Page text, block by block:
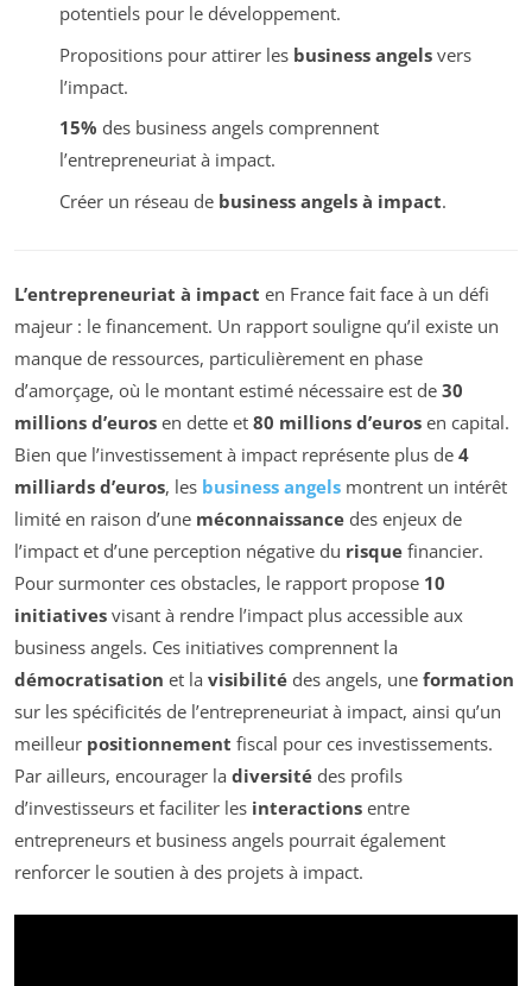
potentiels pour le développement.
Propositions pour attirer les business angelsvers
l’impact.
15% des business angels comprennent
l’entrepreneuriat à impact.
Créer un réseau de business angels à impact.
L’entrepreneuriat à impact en France fait face à un défi
majeur : le financement. Un rapport souligne qu’il existe un
manque de ressources, particulièrement en phase
d’amorçage, où le montant estimé nécessaire est de 30
millions d’euros en dette et 80 millions d’euros en capital.
Bien que l’investissement à impact représente plus de 4
milliards d’euros, les business angels montrent un intérêt
limité en raison d’une méconnaissance des enjeux de
l’impact et d’une perception négative du risque financier.
Pour surmonter ces obstacles, le rapport propose 10
initiatives visant à rendre l’impact plus accessible aux
business angels. Ces initiatives comprennent la
démocratisation et la visibilité des angels, une formation
sur les spécificités de l’entrepreneuriat à impact, ainsi qu’un
meilleur positionnement fiscal pour ces investissements.
Par ailleurs, encourager la diversité des profils
d’investisseurs et faciliter les interactions entre
entrepreneurs et business angels pourrait également
renforcer le soutien à des projets à impact.